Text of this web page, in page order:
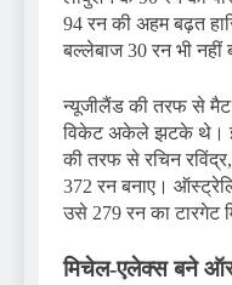
94 रन की अहम बढ़त
बल्लेबाज 30 रन भी नहीं
न्यूजीलैंड की तरफ से मैट
विकेट अकेले झटके थे।
की तरफ से रचिन
372 रन बनाए।
उसे 279 रन का टारगेट
मिचेल-एलेक्स बने